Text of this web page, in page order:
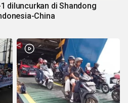
diluncurkan di Shandong
China